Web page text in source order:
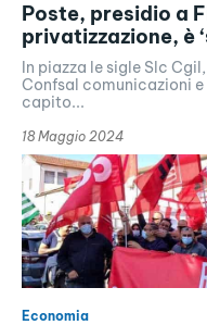
Poste, presidio a
privatizzazione, è
In piazza le sigle Slc
Confsal comunicazioni e
capito...
18 Maggio 2024
Economia